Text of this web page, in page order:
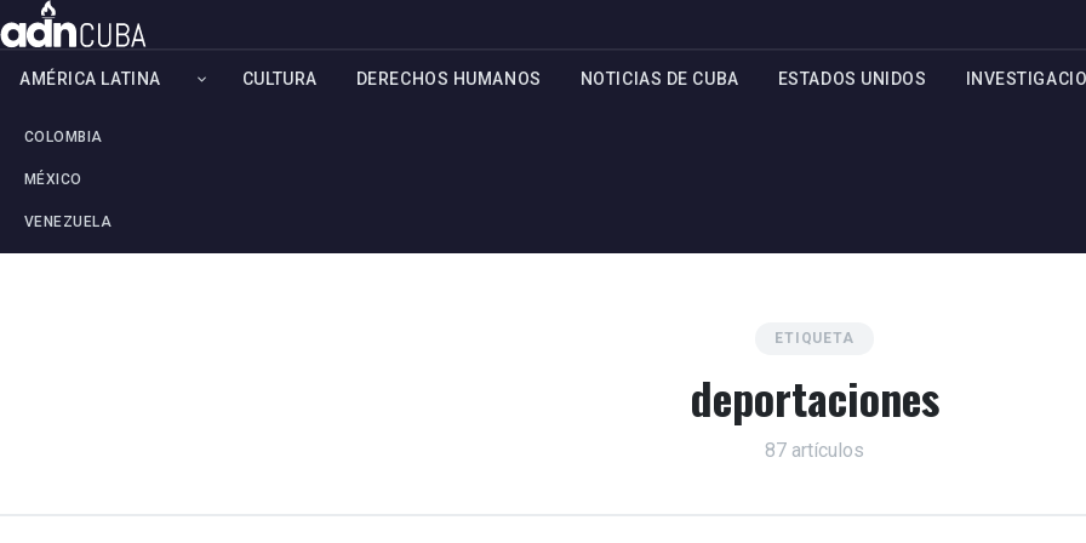
AMÉRICA LATINA
COLOMBIA
MÉXICO
VENEZUELA
CULTURA DERECHOS HUMANOS NOTICIAS DE CUBA ESTADOS UNIDOS
ETIQUETA
deportaciones
87 artículos